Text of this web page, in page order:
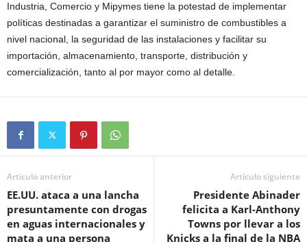
Industria, Comercio y Mipymes tiene la potestad de implementar
políticas destinadas a garantizar el suministro de combustibles a
nivel nacional, la seguridad de las instalaciones y facilitar su
importación, almacenamiento, transporte, distribución y
comercialización, tanto al por mayor como al detalle.
Artículo anterior
EE.UU. ataca a una lancha
presuntamente con drogas
en aguas internacionales y
mata a una persona
Artículo siguiente
Presidente Abinader
felicita a Karl-Anthony
Towns por llevar a los
Knicks a la final de la NBA